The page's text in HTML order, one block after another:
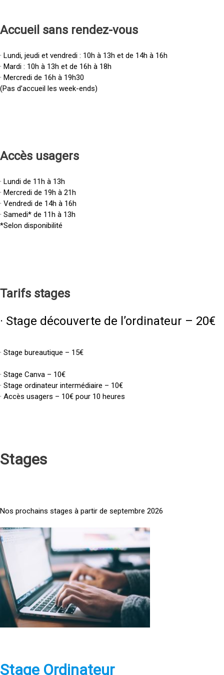
Accueil sans rendez-vous
· Lundi, jeudi et vendredi : 10h à 13h et de 14h à 16h
· Mardi : 10h à 13h et de 16h à 18h
· Mercredi de 16h à 19h30
(Pas d’accueil les week-ends)
Accès usagers
· Lundi de 11h à 13h
· Mercredi de 19h à 21h
· Vendredi de 14h à 16h
· Samedi* de 11h à 13h
*Selon disponibilité
Tarifs stages
· Stage découverte de l’ordinateur – 20€
· Stage bureautique – 15€
· Stage Canva – 10€
· Stage ordinateur intermédiaire – 10€
· Accès usagers – 10€ pour 10 heures
Stages
Nos prochains stages à partir de septembre 2026
<
a
h
e
f
pStage Ordinateur